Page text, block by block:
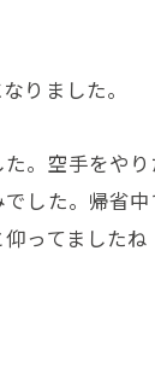
りました。
。空手をや
した。帰省
ってましたね